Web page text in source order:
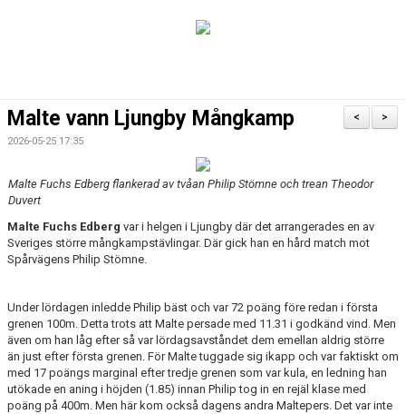
>
<
Malte vann Ljungby Mångkamp
2026-05-25 17:35
Malte Fuchs Edberg flankerad av tvåan Philip Stömne och trean Theodor
Duvert
Malte Fuchs Edberg var i helgen i Ljungby där det arrangerades en av
Sveriges större mångkampstävlingar. Där gick han en hård match mot
Spårvägens Philip Stömne.
Under lördagen inledde Philip bäst och var 72 poäng före redan i första
grenen 100m. Detta trots att Malte persade med 11.31 i godkänd vind. Men
även om han låg efter så var lördagsavståndet dem emellan aldrig större
än just efter första grenen. För Malte tuggade sig ikapp och var faktiskt om
med 17 poängs marginal efter tredje grenen som var kula, en ledning han
utökade en aning i höjden (1.85) innan Philip tog in en rejäl klase med
poäng på 400m. Men här kom också dagens andra Maltepers. Det var inte